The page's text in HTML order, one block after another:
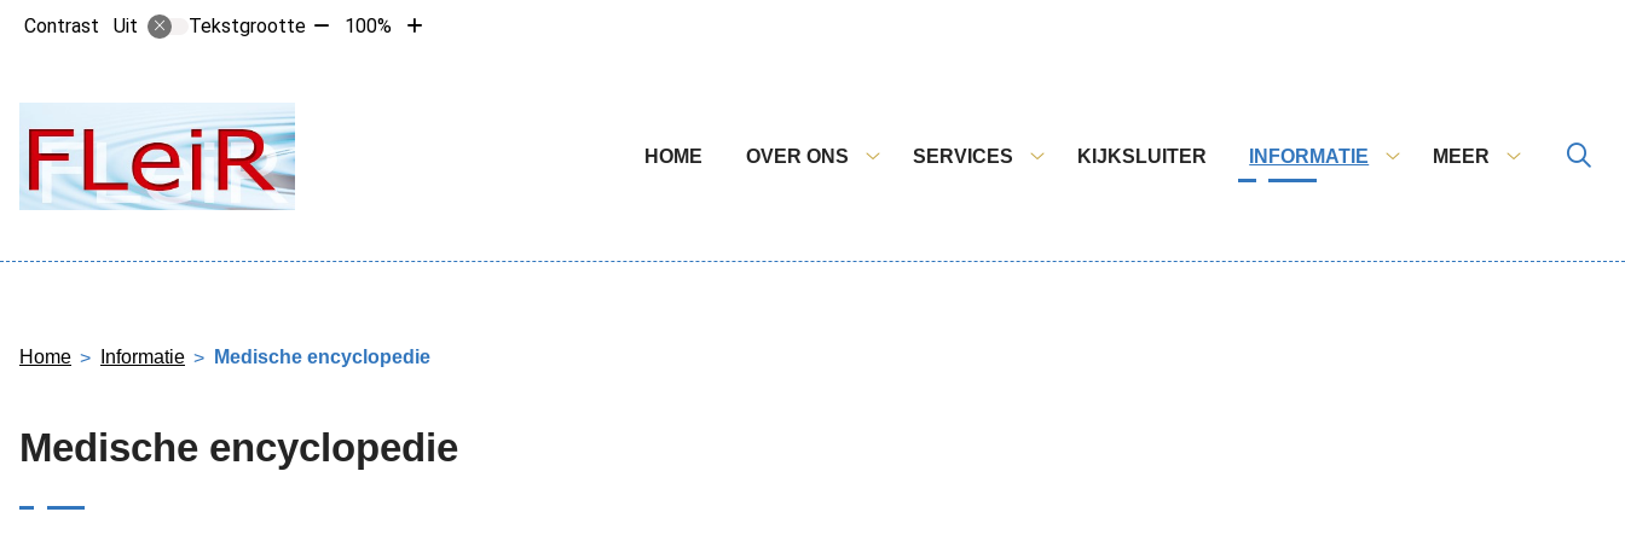
Contrast Uit Tekstgrootte Tekst100%
Tekst
HOME
OVER ONS
SERVICES
KIJKSLUITER
INFORMATIE
MEER
Home Informatie Medische encyclopedie
Medische encyclopedie